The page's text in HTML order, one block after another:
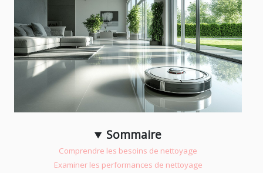
Sommaire
Comprendre les besoins de nettoyage
Examiner les performances de nettoyage